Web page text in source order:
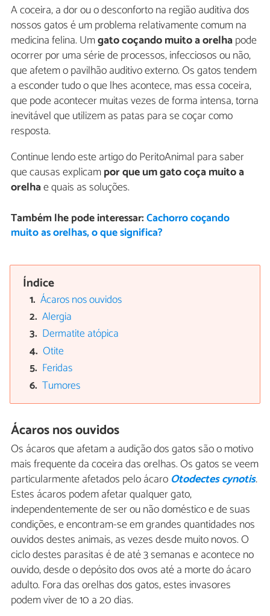
A coceira, a dor ou o desconforto na região auditiva dos
nossos gatos é um problema relativamente comum na
medicina felina. Umgato coçando muito a orelhapode
ocorrer por uma série de processos, infecciosos ou não,
que afetem o pavilhão auditivo externo. Os gatos tendem
a esconder tudo o que lhes acontece, mas essa coceira,
que pode acontecer muitas vezes de forma intensa, torna
inevitável que utilizem as patas para se coçar como
resposta.
Continue lendo este artigo do PeritoAnimal para saber
que causas explicampor que um gato coça muito a
orelhae quais as soluções.
Também lhe pode interessar:Cachorro coçando
muito as orelhas, o que significa?
Índice
Ácaros nos ouvidos
Alergia
Dermatite atópica
Otite
Feridas
Tumores
Ácaros nos ouvidos
Os ácaros que afetam a audição dos gatos são o motivo
mais frequente da coceira das orelhas. Os gatos se veem
particularmente afetados pelo ácaro Otodectes cynotis.
Estes ácaros podem afetar qualquer gato,
independentemente de ser ou não doméstico e de suas
condições, e encontram-se em grandes quantidades nos
ouvidos destes animais, as vezes desde muito novos. O
ciclo destes parasitas é de até 3 semanas e acontece no
ouvido, desde o depósito dos ovos até a morte do ácaro
adulto. Fora das orelhas dos gatos, estes invasores
podem viver de 10 a 20 dias.